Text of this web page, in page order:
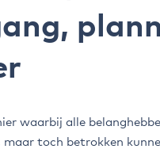
waarbij alle
maar toch betrokken